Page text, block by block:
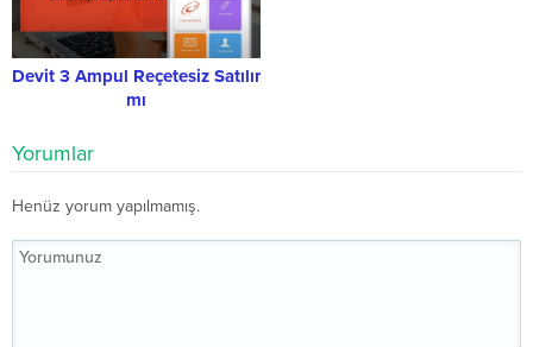
Devit 3 Ampul Reçetesiz Satılır
mı
Yorumlar
Henüz yorum yapılmamış.